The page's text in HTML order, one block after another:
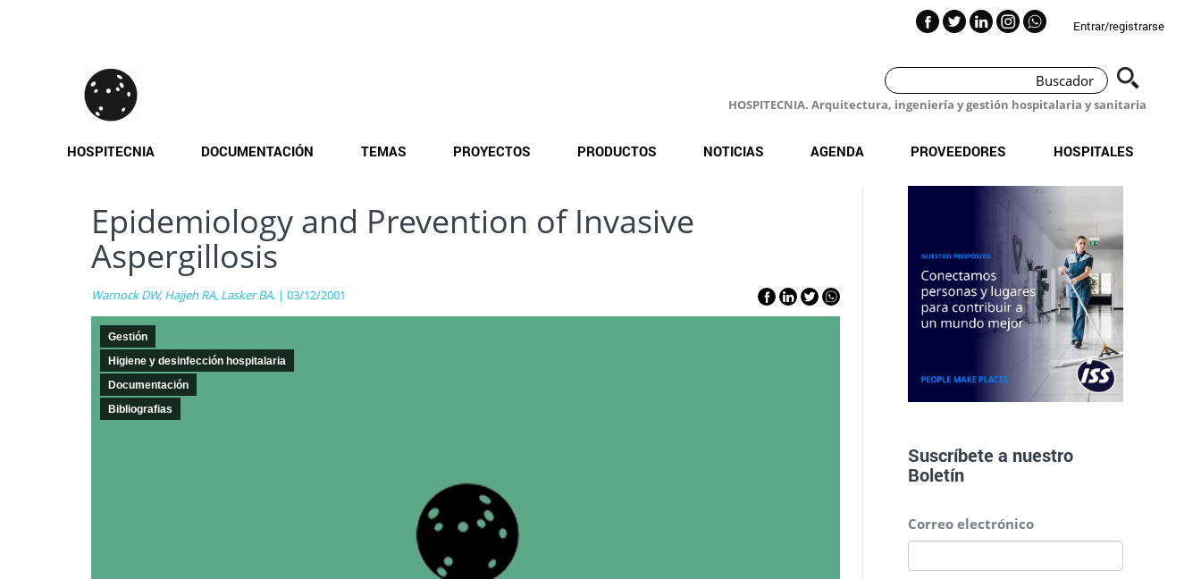
Entrar/registrarse
HOSPITECNIA. Arquitectura, ingeniería y gestión hospitalaria y sanitaria
HOSPITECNIA DOCUMENTACIÓN TEMAS PROYECTOS PRODUCTOS NOTICIAS AGENDA PROVEEDORES HOSPITALES
Epidemiology and Prevention of Invasive
Aspergillosis
Warnock DW, Hajjeh RA, Lasker BA. | 03/12/2001
Gestión
Higiene y desinfección hospitalaria
Documentación
Bibliografias
Suscríbete a nuestro
Boletín
Correo electrónico